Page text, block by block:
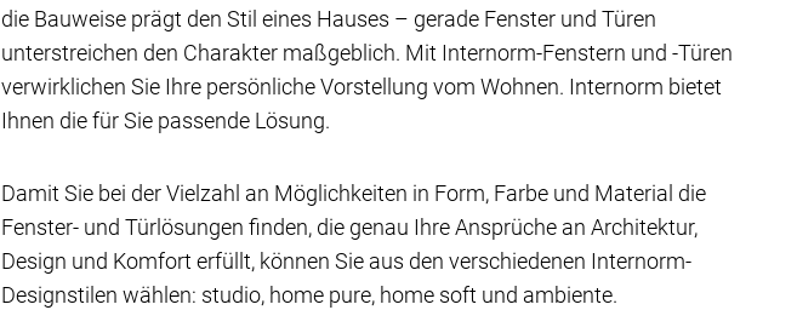
die Bauweise prägt den Stil eines Hauses – gerade Fenster und Türen
unterstreichen den Charakter maßgeblich. Mit Internorm-Fenstern und -Türen
verwirklichen Sie Ihre persönliche Vorstellung vom Wohnen. Internorm bietet
Ihnen die für Sie passende Lösung.
Damit Sie bei der Vielzahl an Möglichkeiten in Form, Farbe und Material die
Fenster- und Türlösungen finden, die genau Ihre Ansprüche an Architektur,
Design und Komfort erfüllt, können Sie aus den verschiedenen Internorm-
Designstilen wählen: studio, home pure, home soft und ambiente.